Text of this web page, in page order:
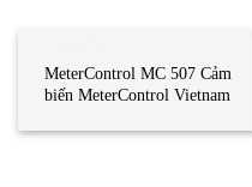
MeterControl MC 507 Cảm
biến MeterControl Vietnam